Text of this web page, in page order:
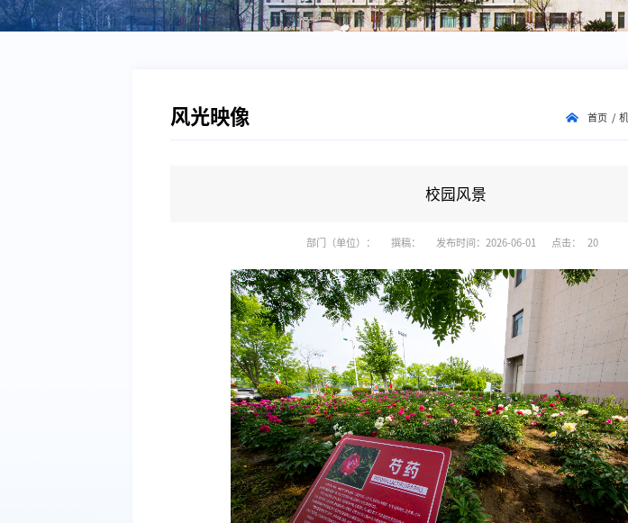
风光映像 首页
校园风景
部门（单位）： 撰稿： 发布时间：2026-06-01 点击： 20